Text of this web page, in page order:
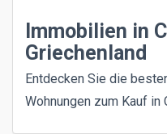
Immobilien in
Griechenland
Entdecken Sie die
Wohnungen zum Kauf in